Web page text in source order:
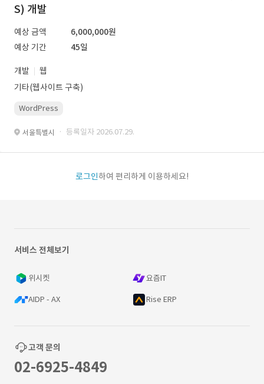
S) 개발
예상 금액
6,000,000원
예상 기간
45일
개발
웹
기타(웹사이트 구축)
WordPress
서울특별시 · 등록일자 2026.07.29.
로그인하여 편리하게 이용하세요!
서비스 전체보기
위시켓 요즘IT
AIDP - AX Rise ERP
고객 문의
02-6925-4849